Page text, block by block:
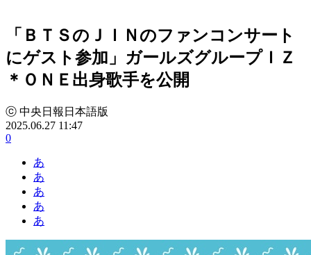
「ＢＴＳのＪＩＮのファンコンサート
にゲスト参加」ガールズグループＩＺ
＊ＯＮＥ出身歌手を公開
ⓒ 中央日報日本語版
2025.06.27 11:47
0
あ
あ
あ
あ
あ